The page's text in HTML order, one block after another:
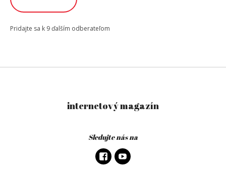
Pridajte sa k 9 ďalším odberateľom
internetový magazín
Sledujte nás na